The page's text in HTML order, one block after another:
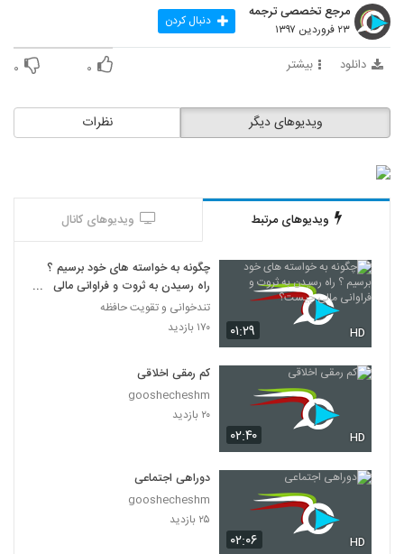
مرجع تخصصی ترجمه
۲۳ فروردین ۱۳۹۷ دنبال کردن
دانلود بیشتر ۰ ۰
نظرات ویدیوهای دیگر
ویدیوهای مرتبط ویدیوهای کانال
۰۱:۲۹ HD
چگونه به خواسته های خود برسیم ؟
راه رسیدن به ثروت و فراوانی مالی
چیست؟
تندخوانی و تقویت حافظه
۱۷۰ بازدید
۰۲:۴۰ HD
کم رمقی اخلاقی
gooshecheshm
۲۰ بازدید
۰۲:۰۶ HD
دوراهی اجتماعی
gooshecheshm
۲۵ بازدید